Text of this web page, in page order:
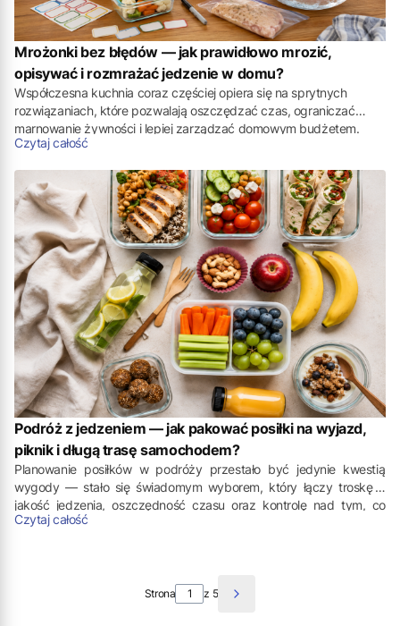
Mrożonki bez błędów — jak prawidłowo mrozić,
opisywać i rozmrażać jedzenie w domu?
Współczesna kuchnia coraz częściej opiera się na sprytnych
rozwiązaniach, które pozwalają oszczędzać czas, ograniczać
marnowanie żywności i lepiej zarządzać domowym budżetem.
Jednym z nich jest mrożenie – praktyka znana od lat, lecz wciąż
bezpieczeństwo przechowywanych produktów.
Czytaj całość
Podróż z jedzeniem — jak pakować posiłki na wyjazd,
piknik i długą trasę samochodem?
Planowanie posiłków w podróży przestało być jedynie kwestią
wygody — stało się świadomym wyborem, który łączy troskę o
jakość jedzenia, oszczędność czasu oraz kontrolę nad tym, co
trafia na talerz. Przygotowane zapasy żywności pozwalają
Czytaj całość
Strona z 5